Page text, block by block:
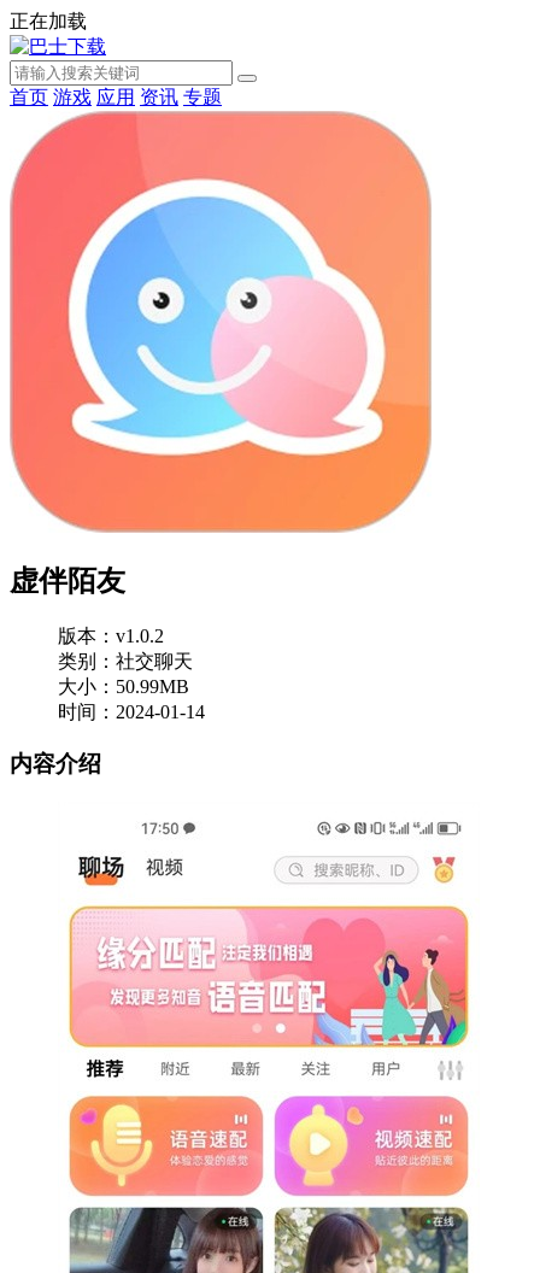
正在加载
首页 游戏 应用 资讯 专题
虚伴陌友
版本：v1.0.2
类别：社交聊天
大小：50.99MB
时间：2024-01-14
内容介绍